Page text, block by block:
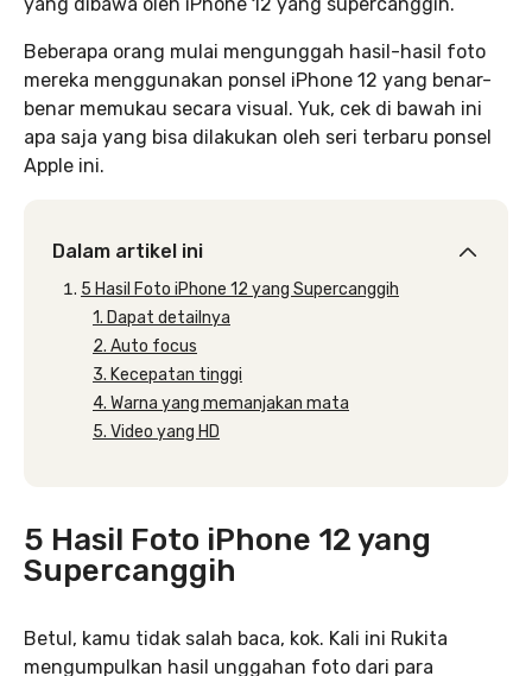
Beberapa orang mulai mengunggah hasil-hasil foto
mereka menggunakan ponsel iPhone 12 yang benar-
benar memukau secara visual. Yuk, cek di bawah ini
apa saja yang bisa dilakukan oleh seri terbaru ponsel
Apple ini.
Dalam artikel ini
5 Hasil Foto iPhone 12 yang Supercanggih
1. Dapat detailnya
2. Auto focus
3. Kecepatan tinggi
4. Warna yang memanjakan mata
5. Video yang HD
5 Hasil Foto iPhone 12 yang
Supercanggih
Betul, kamu tidak salah baca, kok. Kali ini Rukita
mengumpulkan hasil unggahan foto dari para